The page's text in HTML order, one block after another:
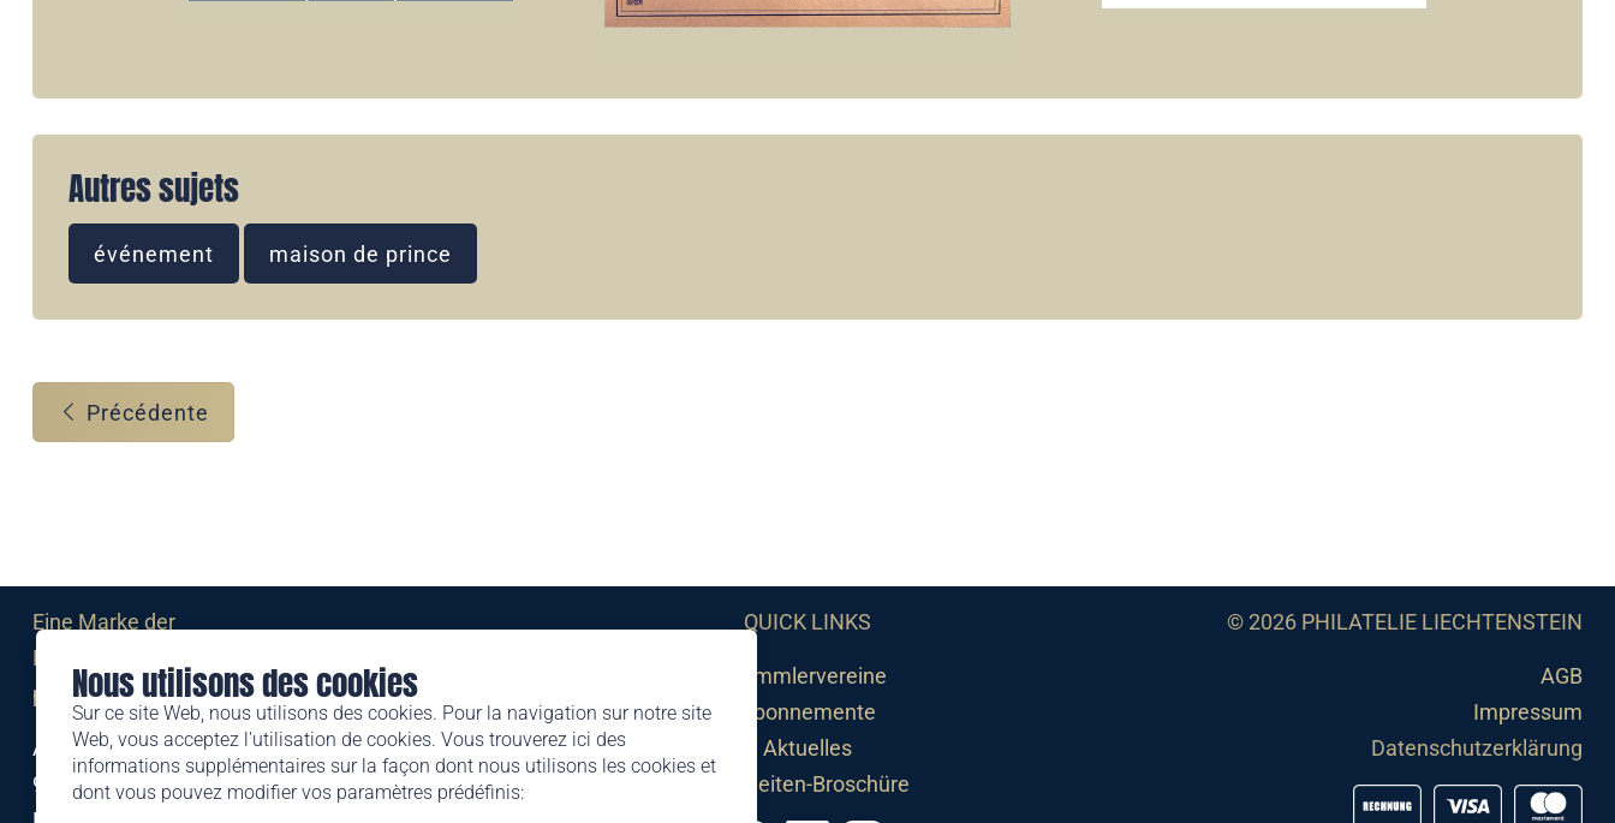
Nous utilisons des cookies
Sur ce site Web, nous utilisons des cookies. Pour la navigation sur notre site
Web, vous acceptez l'utilisation de cookies. Vous trouverez ici des
informations supplémentaires sur la façon dont nous utilisons les cookies et
dont vous pouvez modifier vos paramètres prédéfinis:
Autres sujets
événement maison de prince
Précédente
Eine Marke der
Liechtensteinischen Post AG
post.li
Alte Zollstrasse 11
9494 Schaan
QUICK LINKS
Sammlervereine
Abonnemente
Aktuelles
Neuheiten-Broschüre
© 2026 PHILATELIE LIECHTENSTEIN
AGB
Impressum
Datenschutzerklärung